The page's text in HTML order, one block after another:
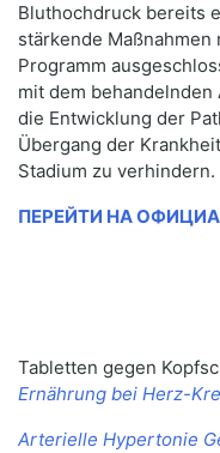
Bluthochdruck bereits
stärkende
Programm
mit dem
die Entwicklung der
Übergang der
Stadium zu verhindern.
ПЕРЕЙТИ НА
Tabletten gegen
Ernährung bei Herz-
Arterielle Hypertonie